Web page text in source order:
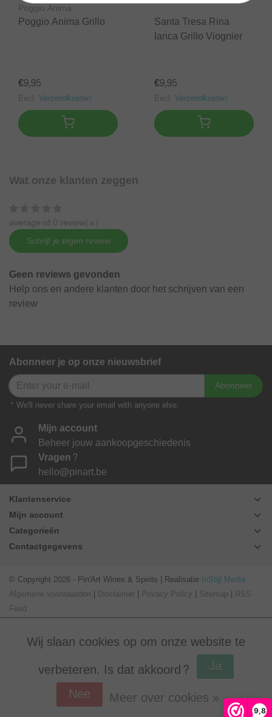
9,8
Poggio Anima
Poggio Anima Grillo
€9,95
Excl. Verzendkosten
Santa Tresa Rina
Ianca Grillo Viognier
€9,95
Excl. Verzendkosten
Wat onze klanten zeggen
average of 0 review(s)
Schrijf je eigen review
Geen reviews gevonden
Help ons en andere klanten door het schrijven van een
review
Abonneer je op onze nieuwsbrief
Abonneer
* We'll never share your email with anyone else.
Mijn account
Beheer jouw aankoopgeschiedenis
Vragen?
hello@pinart.be
Klantenservice
Mijn account
Categorieën
Contactgegevens
© Copyright 2026 - Pin'Art Wines & Spirits | Realisatie InStijl Media
Algemene voorwaarden | Disclaimer | Privacy Policy | Sitemap | RSS
Feed
Beoordeling op Webwinkel Keurvoor Pin'Art Wines & Spirits: 9.8/10
Wij slaan cookies op om onze website te
verbeteren. Is dat akkoord?
Ja
Nee
Meer over cookies »